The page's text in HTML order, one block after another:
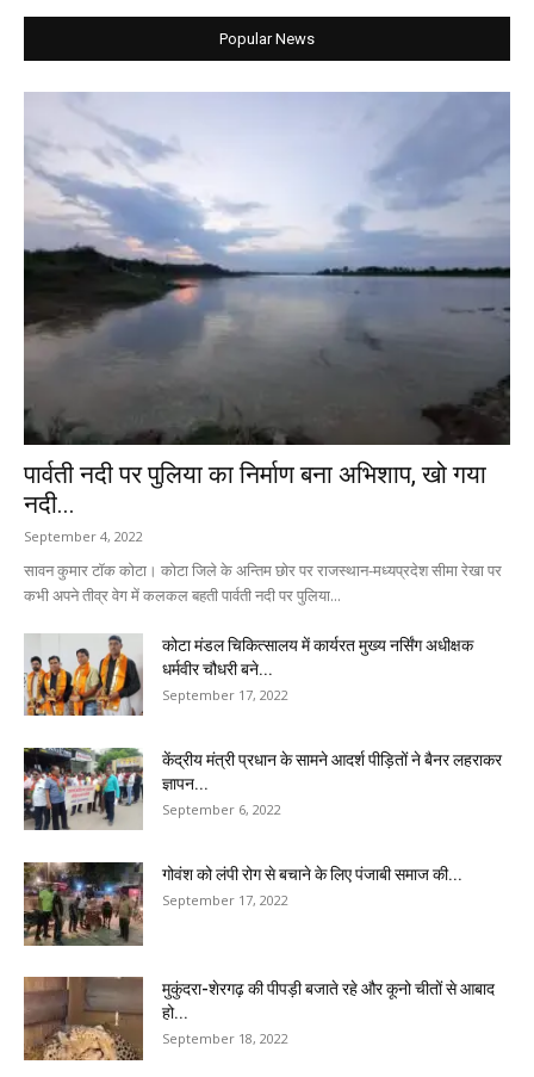
Popular News
पार्वती नदी पर पुलिया का निर्माण बना अभिशाप, खो गया
नदी...
September 4, 2022
सावन कुमार टॉक कोटा। कोटा जिले के अन्तिम छोर पर राजस्थान-मध्यप्रदेश सीमा रेखा पर
कभी अपने तीव्र वेग में कलकल बहती पार्वती नदी पर पुलिया...
कोटा मंडल चिकित्सालय में कार्यरत मुख्य नर्सिंग अधीक्षक
धर्मवीर चौधरी बने...
September 17, 2022
केंद्रीय मंत्री प्रधान के सामने आदर्श पीड़ितों ने बैनर लहराकर
ज्ञापन...
September 6, 2022
गोवंश को लंपी रोग से बचाने के लिए पंजाबी समाज की...
September 17, 2022
मुकुंदरा-शेरगढ़ की पीपड़ी बजाते रहे और कूनो चीतों से आबाद
हो...
September 18, 2022